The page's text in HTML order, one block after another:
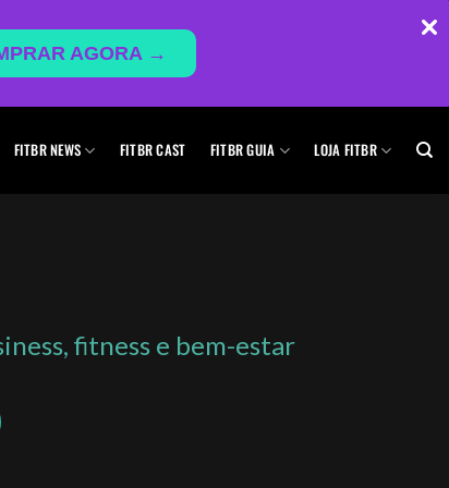
AGORA →
FITBR NEWS FITBR CAST FITBR GUIA LOJA FITBR
fitness e bem-estar